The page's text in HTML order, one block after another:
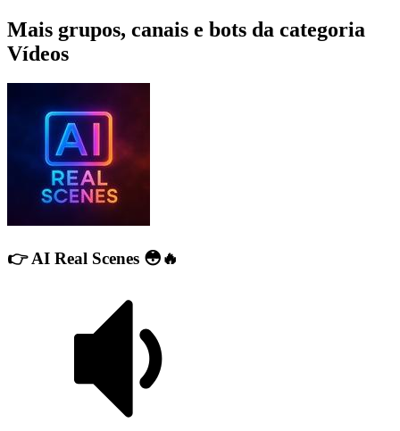
Mais grupos, canais e bots da categoria
Vídeos
👉 AI Real Scenes 😳🔥